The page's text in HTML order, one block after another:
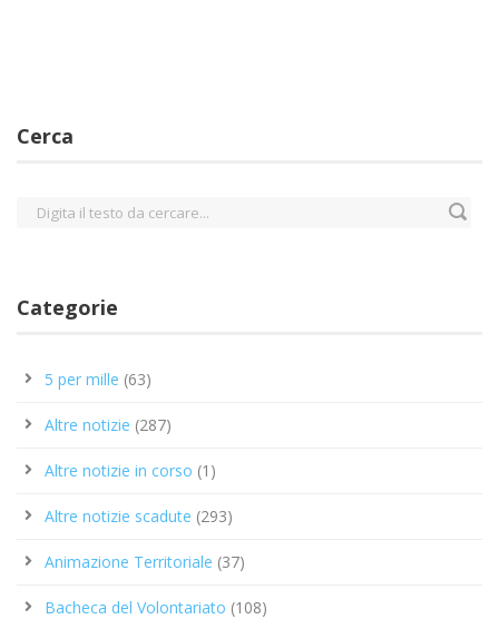
Cerca
Categorie
5 per mille (63)
Altre notizie (287)
Altre notizie in corso (1)
Altre notizie scadute (293)
Animazione Territoriale (37)
Bacheca del Volontariato (108)